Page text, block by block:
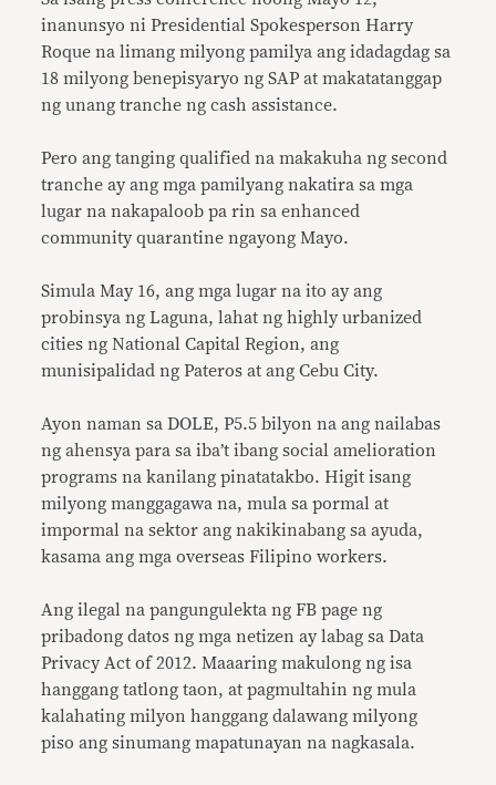
inanunsyo ni Presidential Spokesperson Harry
Roque na limang milyong pamilya ang idadagdag sa
18 milyong benepisyaryo ng SAP at makatatanggap
ng unang tranche ng cash assistance.
Pero ang tanging qualified na makakuha ng second
tranche ay ang mga pamilyang nakatira sa mga
lugar na nakapaloob pa rin sa enhanced
community quarantine ngayong Mayo.
Simula May 16, ang mga lugar na ito ay ang
probinsya ng Laguna, lahat ng highly urbanized
cities ng National Capital Region, ang
munisipalidad ng Pateros at ang Cebu City.
Ayon naman sa DOLE, P5.5 bilyon na ang nailabas
ng ahensya para sa iba’t ibang social amelioration
programs na kanilang pinatatakbo. Higit isang
milyong manggagawa na, mula sa pormal at
impormal na sektor ang nakikinabang sa ayuda,
kasama ang mga overseas Filipino workers.
Ang ilegal na pangungulekta ng FB page ng
pribadong datos ng mga netizen ay labag sa Data
Privacy Act of 2012. Maaaring makulong ng isa
hanggang tatlong taon, at pagmultahin ng mula
kalahating milyon hanggang dalawang milyong
piso ang sinumang mapatunayan na nagkasala.